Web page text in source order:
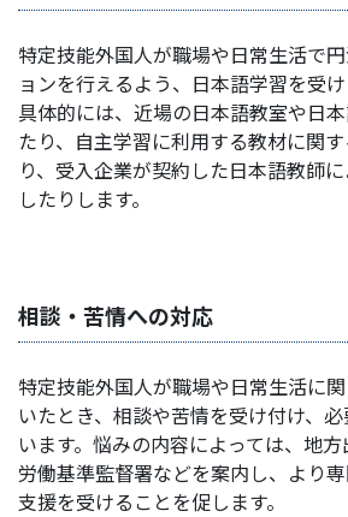
特定技能外国人が職場や日常生活で
ョンを行えるよう、日本語学習を受け
具体的には、近場の日本語教室や日
たり、自主学習に利用する教材に関
り、受入企業が契約した日本語教師
したりします。
相談・苦情への対応
特定技能外国人が職場や日常生活に
いたとき、相談や苦情を受け付け、
います。悩みの内容によっては、地
労働基準監督署などを案内し、より
支援を受けることを促します。